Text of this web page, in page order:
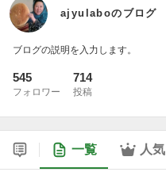
ajyulaboのブログ
ブログの説明を入力します。
545
フォロワー
714
投稿
一覧 人気